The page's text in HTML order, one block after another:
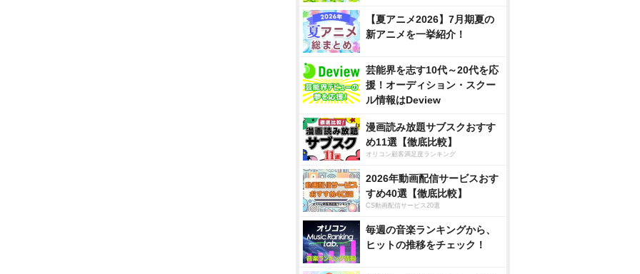
【夏アニメ2026】7月期夏の
新アニメを一挙紹介！
芸能界を志す10代～20代を応
援！オーディション・スクー
ル情報はDeview
漫画読み放題サブスクおすす
め11選【徹底比較】
オリコン顧客満足度ランキング
2026年動画配信サービスおす
すめ40選【徹底比較】
CS動画配信サービス20選
毎週の音楽ランキングから、
ヒットの推移をチェック！